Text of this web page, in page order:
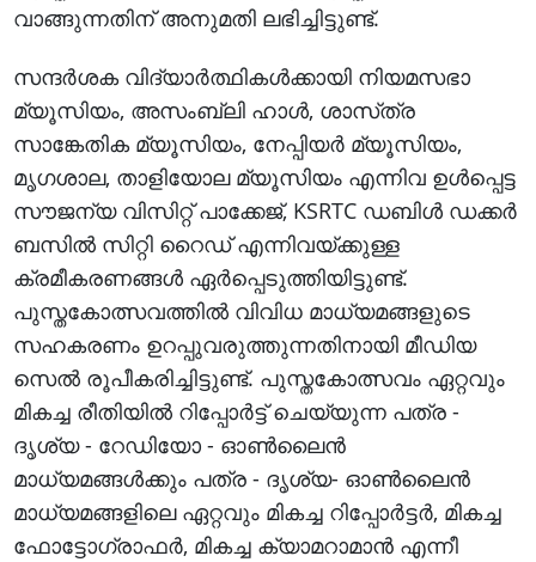
വാങ്ങുന്നതിന് അനുമതി ലഭിച്ചിട്ടുണ്ട്.
സന്ദർശക വിദ്യാർത്ഥികൾക്കായി നിയമസഭാ
മ്യൂസിയം, അസംബ്ലി ഹാൾ, ശാസ്‌ത്ര
സാങ്കേതിക മ്യൂസിയം, നേപ്പിയർ മ്യൂസിയം,
മൃഗശാല, താളിയോല മ്യൂസിയം എന്നിവ ഉൾപ്പെട്ട
സൗജന്യ വിസിറ്റ് പാക്കേജ്, KSRTC ഡബിൾ ഡക്കർ
ബസിൽ സിറ്റി റൈഡ് എന്നിവയ്ക്കുള്ള
ക്രമീകരണങ്ങൾ ഏർപ്പെടുത്തിയിട്ടുണ്ട്.
പുസ്തകോത്സവത്തിൽ വിവിധ മാധ്യമങ്ങളുടെ
സഹകരണം ഉറപ്പുവരുത്തുന്നതിനായി മീഡിയ
സെൽ രൂപീകരിച്ചിട്ടുണ്ട്. പുസ്തകോത്സവം ഏറ്റവും
മികച്ച രീതിയിൽ റിപ്പോർട്ട് ചെയ്യുന്ന പത്ര -
ദൃശ്യ - റേഡിയോ - ഓൺലൈൻ
മാധ്യമങ്ങൾക്കും പത്ര - ദൃശ്യ- ഓൺലൈൻ
മാധ്യമങ്ങളിലെ ഏറ്റവും മികച്ച റിപ്പോർട്ടർ, മികച്ച
ഫോട്ടോഗ്രാഫർ, മികച്ച ക്യാമറാമാൻ എന്നീ